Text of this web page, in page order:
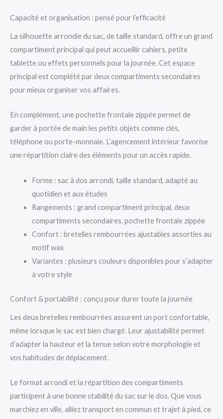
Capacité et organisation : pensé pour l’efficacité
La silhouette arrondie du sac, de taille standard, offre un grand
compartiment principal qui peut accueillir cahiers, petite
tablette ou effets personnels pour la journée. Cet espace
principal est complété par deux compartiments secondaires
pour mieux organiser vos affaires.
En complément, une pochette frontale zippée permet de
garder à portée de main les petits objets comme clés,
téléphone ou porte-monnaie. L’agencement intérieur favorise
une répartition claire des éléments pour un accès rapide.
Forme : sac à dos arrondi, taille standard, adapté au
quotidien et aux études
Rangements : grand compartiment principal, deux
compartiments secondaires, pochette frontale zippée
Confort : bretelles rembourrées ajustables assorties au
motif wax
Variantes : plusieurs couleurs disponibles pour s’adapter
à votre style
Confort & portabilité : conçu pour durer toute la journée
Les deux bretelles rembourrées assurent un port confortable,
même lorsque le sac est bien chargé. Leur ajustabilité permet
d’adapter la hauteur et la tenue selon votre morphologie et
vos habitudes de déplacement.
Le format arrondi et la répartition des compartiments
participent à une bonne stabilité du sac sur le dos. Que vous
marchiez en ville, alliez transport en commun et trajet à pied, ce